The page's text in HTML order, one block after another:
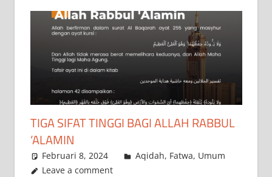
TIGA SIFAT TINGGI BAGI ALLAH RABBUL
‘ALAMIN
Februari 8, 2024 a.siddik
Aqidah, Fatwa, Umum
Leave a comment